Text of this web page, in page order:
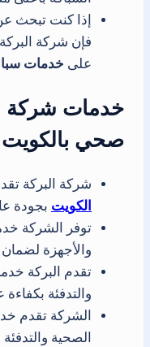
إذا كنت تبحث
فإن شركة
على خدمات
خدمات شركة
صحي بالكويت
شركة البركة
الكويت بجودة
توفر الشركة
والأجهزة لضمان
تقدم البركة
والتدفئة بكفاءة
الشركة تقدم
الصحية